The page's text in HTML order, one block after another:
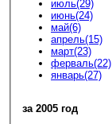
июль(29)
июнь(24)
май(6)
апрель(15)
март(23)
ферваль(22)
январь(27)
за 2005 год